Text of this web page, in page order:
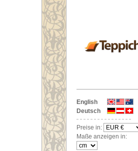
English
Deutsch
Preise in:
Maße anzeigen in: